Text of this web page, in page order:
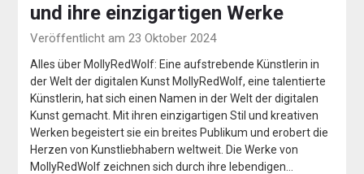
und ihre einzigartigen Werke
Veröffentlicht am 23 Oktober 2024
Alles über MollyRedWolf: Eine aufstrebende Künstlerin in
der Welt der digitalen Kunst MollyRedWolf, eine talentierte
Künstlerin, hat sich einen Namen in der Welt der digitalen
Kunst gemacht. Mit ihren einzigartigen Stil und kreativen
Werken begeistert sie ein breites Publikum und erobert die
Herzen von Kunstliebhabern weltweit. Die Werke von
MollyRedWolf zeichnen sich durch ihre lebendigen…